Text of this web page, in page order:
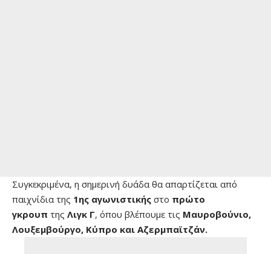
Συγκεκριμένα, η σημερινή δυάδα θα απαρτίζεται από
παιχνίδια της 1ης αγωνιστικής στο πρώτο
γκρουπ της Λιγκ Γ, όπου βλέπουμε τις Μαυροβούνιο,
Λουξεμβούργο, Κύπρο και Αζερμπαϊτζάν.